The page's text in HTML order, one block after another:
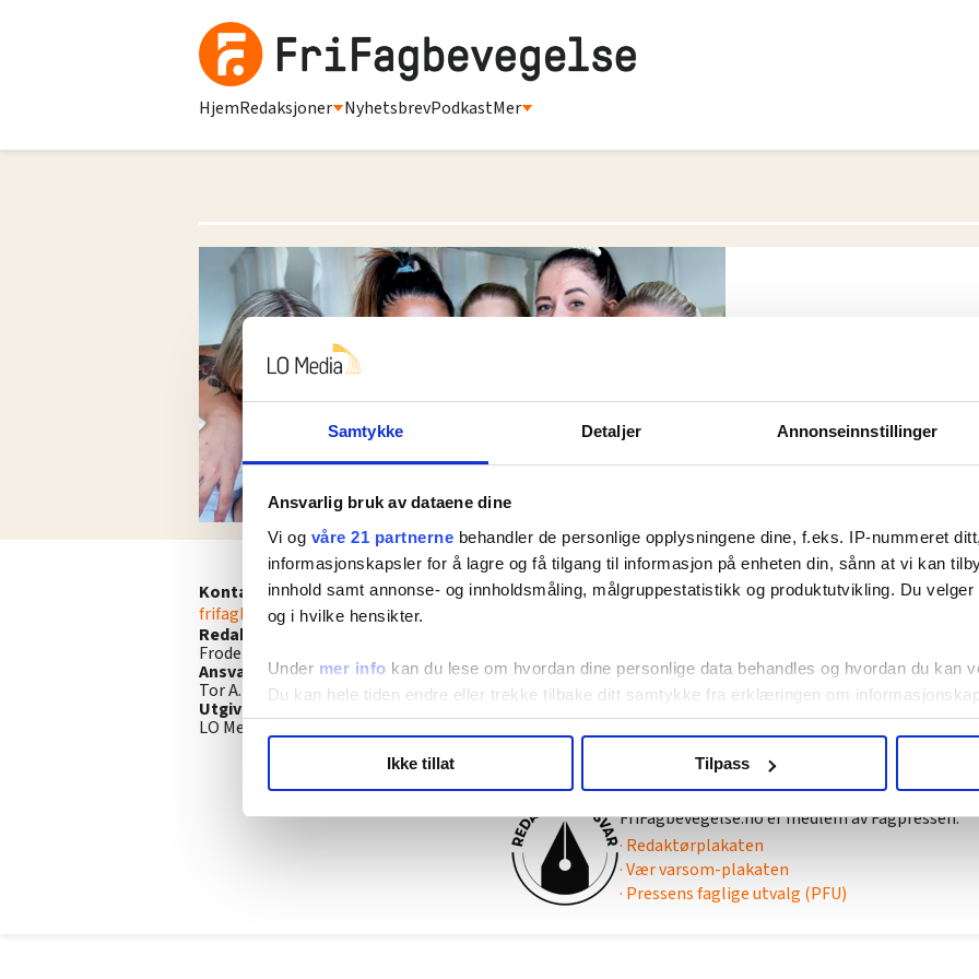
Samtykke Detaljer Annonseinnstillinger
Ansvarlig bruk av dataene dine
Vi og våre 21 partnerne behandler de personlige opplysningene dine, f.eks. IP-nummeret
informasjonskapsler for å lagre og få tilgang til informasjon på enheten din, sånn at vi kan
innhold samt annonse- og innholdsmåling, målgruppestatistikk og produktutvikling. Du
og i hvilke hensikter.
Under mer info kan du lese om hvordan dine personlige data behandles og hvordan du kan
Du kan hele tiden endre eller trekke tilbake ditt samtykke fra erklæringen om
hvordan våre nettsider blir brukt slik at vi tilby relevant innhold, tilpassede annonser og
annonsering. Disse er angitt i oversikten lengre ned på denne siden.
Ikke tillat Tilpass
HjemRedaksjoner NyhetsbrevPodkastMer
Har 82
har like
leger
Kontakt redaksjonen
frifagbevegelse@lomedia.no
Redaktør
Frode Rønning
Ansvarlig redaktør
Tor A. Godal
Utgiver
LO Media
Tips
RSS-feed
Annonser
Bestill her
Sosiale medier
FriFagbevegelse.no er medlem av Fagpressen:
· Redaktørplakaten
· Vær varsom-plakaten
· Pressens faglige utvalg (PFU)